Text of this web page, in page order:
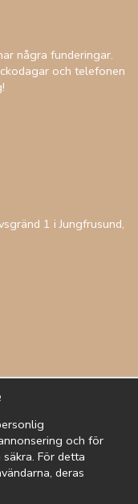
några funderingar.
och telefonen
1 i Jungfrusund,
och
nyhetsbrev.
och för
För detta
deras